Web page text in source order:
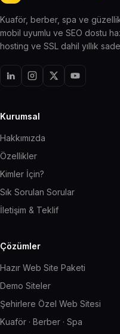
Kuaför, berber, spa ve
mobil uyumlu ve SEO dostu
hosting ve SSL dahil yıllık
Kurumsal
Hakkımızda
Özellikler
Kimler İçin?
Sık Sorulan Sorular
İletişim & Teklif
Çözümler
Hazır Web Site Paketi
Demo Siteler
Şehirlere Özel Web Sitesi
Kuaför · Berber · Spa